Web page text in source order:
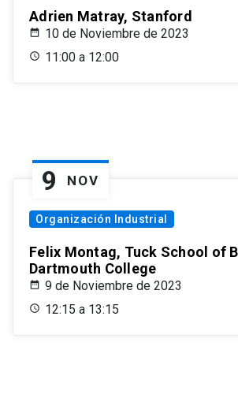
Adrien Matray, Stanford
10 de Noviembre de 2023
11:00 a 12:00
9 NOV
Organización Industrial
Felix Montag, Tuck School of
Dartmouth College
9 de Noviembre de 2023
12:15 a 13:15